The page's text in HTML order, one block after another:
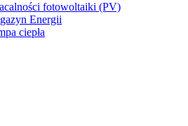
fotowoltaiki (PV)
Energii
ciepła